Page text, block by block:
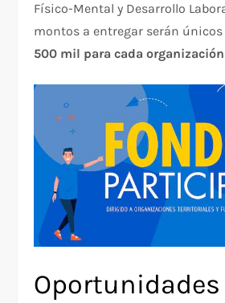
Físico-Mental y Desarrollo
montos a entregar serán
500 mil para cada
Oportunidades